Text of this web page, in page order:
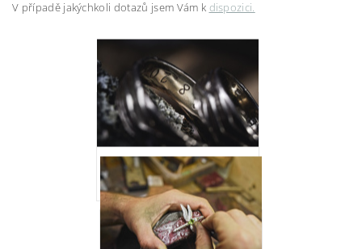
V případě jakýchkoli dotazů jsem Vám k dispozici.